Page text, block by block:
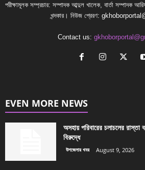
পরীক্ষামূলক সম্প্রচার: সম্পাদক আব্দুল খালেক, বার্তা সম্পাদক
খন্দকার। নিউজ প্রেরণ:
Contact us:
EVEN MORE NEWS
অসহায় পরিবারের চলাচলের
বিরুদ্ধে
উপজেলার খবর August 9, 2026